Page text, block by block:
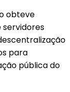
obteve
para
pública do